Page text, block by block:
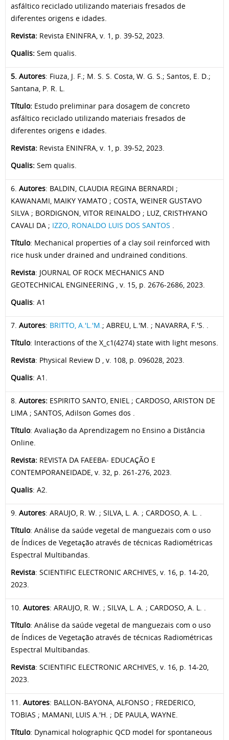
asfáltico reciclado utilizando materiais fresados de
diferentes origens e idades.
Revista: Revista ENINFRA, v. 1, p. 39-52, 2023.
Qualis: Sem qualis.
5. Autores: Fiuza, J. F.; M. S. S. Costa, W. G. S.; Santos, E. D.;
Santana, P. R. L.
Título: Estudo preliminar para dosagem de concreto
asfáltico reciclado utilizando materiais fresados de
diferentes origens e idades.
Revista: Revista ENINFRA, v. 1, p. 39-52, 2023.
Qualis: Sem qualis.
6. Autores: BALDIN, CLAUDIA REGINA BERNARDI ;
KAWANAMI, MAIKY YAMATO ; COSTA, WEINER GUSTAVO
SILVA ; BORDIGNON, VITOR REINALDO ; LUZ, CRISTHYANO
CAVALI DA ; IZZO, RONALDO LUIS DOS SANTOS
Título: Mechanical properties of a clay soil reinforced with
rice husk under drained and undrained conditions.
Revista: JOURNAL OF ROCK MECHANICS AND
GEOTECHNICAL ENGINEERING , v. 15, p. 2676-2686, 2023.
Qualis: A1
7. Autores: BRITTO, A.'L.'M ; ABREU, L.'M. ; NAVARRA, F.'S. .
Título: Interactions of the X_c1(4274) state with light mesons.
Revista: Physical Review D , v. 108, p. 096028, 2023.
Qualis: A1.
8. Autores: ESPIRITO SANTO, ENIEL ; CARDOSO, ARISTON DE
LIMA ; SANTOS, Adilson Gomes dos .
Título: Avaliação da Aprendizagem no Ensino a Distância
Online.
Revista: REVISTA DA FAEEBA- EDUCAÇÃO E
CONTEMPORANEIDADE, v. 32, p. 261-276, 2023.
Qualis: A2.
9. Autores: ARAUJO, R. W. ; SILVA, L. A. ; CARDOSO, A. L. .
Título: Análise da saúde vegetal de manguezais com o uso
de Índices de Vegetação através de técnicas Radiométricas
Espectral Multibandas.
Revista: SCIENTIFIC ELECTRONIC ARCHIVES, v. 16, p. 14-20,
2023.
10. Autores: ARAUJO, R. W. ; SILVA, L. A. ; CARDOSO, A. L. .
Título: Análise da saúde vegetal de manguezais com o uso
de Índices de Vegetação através de técnicas Radiométricas
Espectral Multibandas.
Revista: SCIENTIFIC ELECTRONIC ARCHIVES, v. 16, p. 14-20,
2023.
11. Autores: BALLON-BAYONA, ALFONSO ; FREDERICO,
TOBIAS ; MAMANI, LUIS A.'H. ; DE PAULA, WAYNE.
Título: Dynamical holographic QCD model for spontaneous